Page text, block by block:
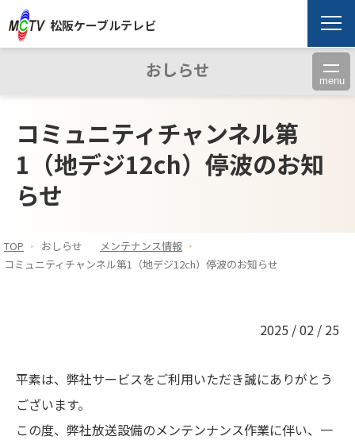
松阪ケーブルテレビ
おしらせ menu
コミュニティチャンネル第
1（地デジ12ch）停波のお知
らせ
TOP おしらせ
メンテナンス情報
コミュニティチャンネル第1（地デジ12ch）停波のお知らせ
2025 / 02 / 25
平素は、弊社サービスをご利用いただき誠にありがとう
ございます。
この度、弊社放送設備のメンテンナンス作業に伴い、一